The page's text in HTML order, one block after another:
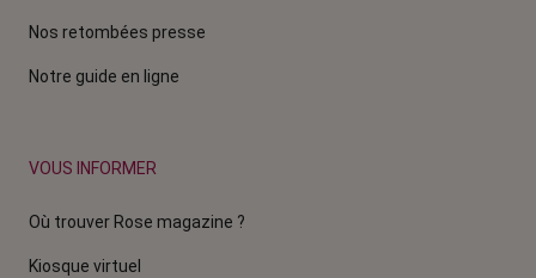
Nos retombées presse
Notre guide en ligne
VOUS INFORMER
Où trouver Rose magazine ?
Kiosque virtuel